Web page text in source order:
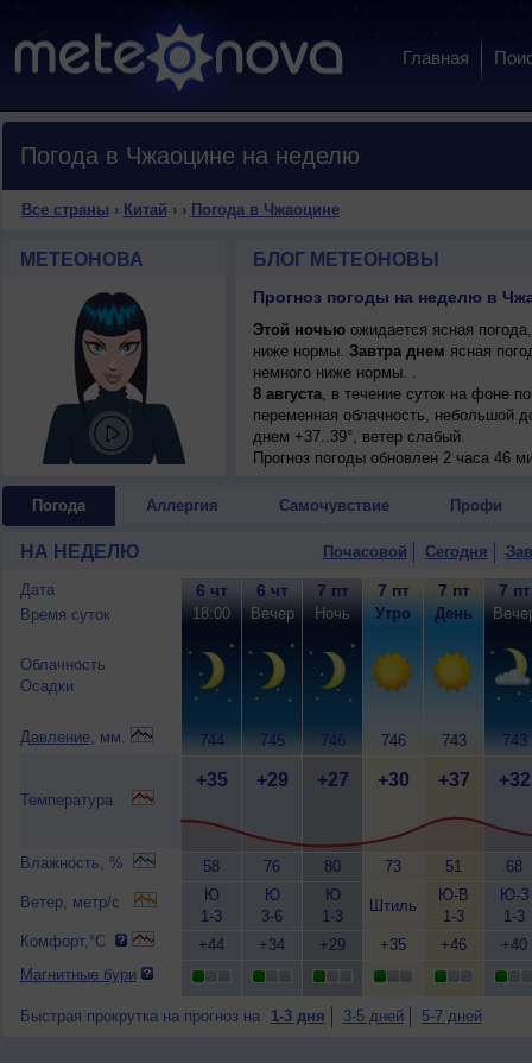
Главная
Погода в Чжаоцине на неделю
Все страны › Китай › › Погода в Чжаоцине
МЕТЕОНОВА БЛОГ МЕТЕОНОВЫ
Прогноз погоды на неделю в
Этой ночьюожидается ясная
ниже нормы. Завтра днем ясная
немного ниже нормы. .
8 августа, в течение суток на фоне
переменная облачность, небольшой
днем +37..39°, ветер слабый.
Прогноз погоды обновлен 2 часа 46
Погода Аллергия Самочувствие Профи
НА НЕДЕЛЮ Почасовой Сегодня
Дата
Время суток
Облачность
Осадки
Давление, мм.
Температура
Влажность, %
Ветер, метр/с
Комфорт,°C
Магнитные бури
6 чт
18:00
744
+35
58
Ю
1-3
+44
6 чт
Вечер
745
+29
76
Ю
3-6
+34
7 пт
Ночь
746
+27
80
Ю
1-3
+29
7 пт
Утро
746
+30
73
Штиль
+35
7 пт
День
743
+37
51
Ю-В
1-3
+46
7 пт
743
+32
68
Ю-З
1-3
+40
Быстрая прокрутка на прогноз на 1-3 дня 3-5 дней 5-7 дней